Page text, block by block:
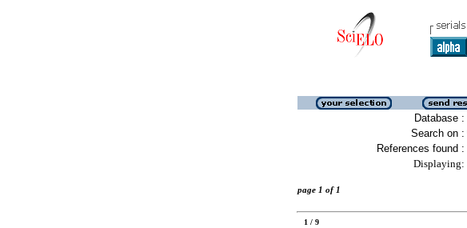
Database :
Search on :
References found :
Displaying:
page 1 of 1
1 / 9